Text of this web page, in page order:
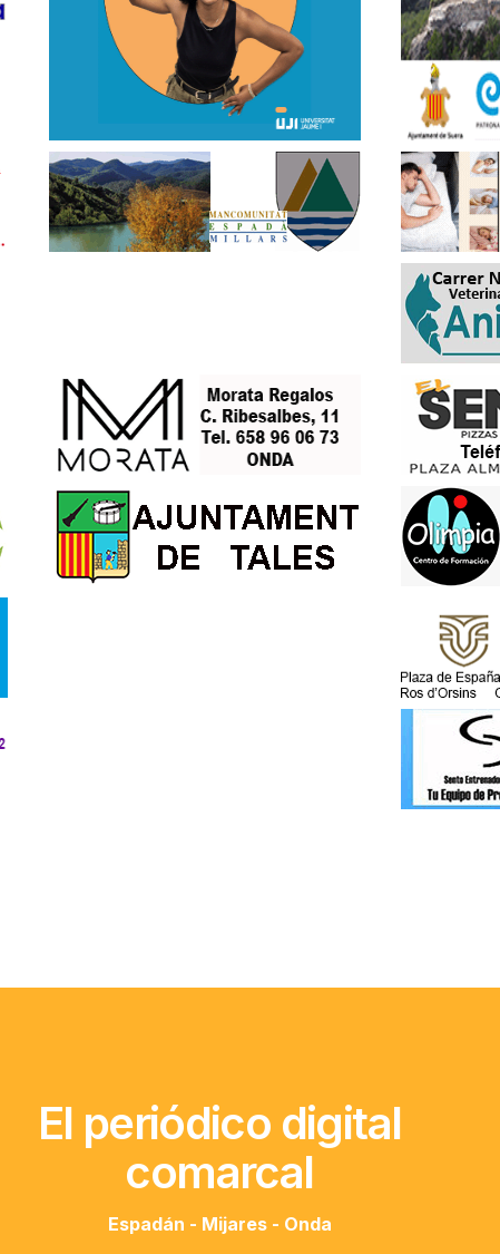
El periódico digital
comarcal
Espadán - Mijares - Onda